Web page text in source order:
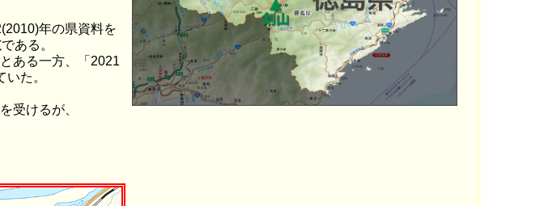
年の県資料を
である。
ある一方、「2021
た。
受けるが、